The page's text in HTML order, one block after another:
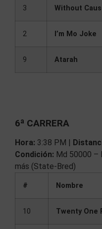
3 Without
2 I’m Mo Joke
9 Atarah
6ª CARRERA
Hora: 3:38 PM |
Condición: Md 50000 –
más (State-Bred)
# Nombre
10 Twenty One